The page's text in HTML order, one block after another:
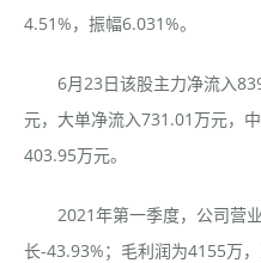
4.51%，振幅6.031%。
6月23日该股主力净流入
元，大单净流入731.01万元，
403.95万元。
2021年第一季度，公司营业
长-43.93%；毛利润为4155万，